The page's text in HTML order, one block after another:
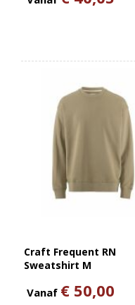
Craft Frequent RN
Sweatshirt M
Vanaf € 50,00